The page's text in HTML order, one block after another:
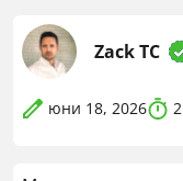
Zack TC
юни 18, 2026 2